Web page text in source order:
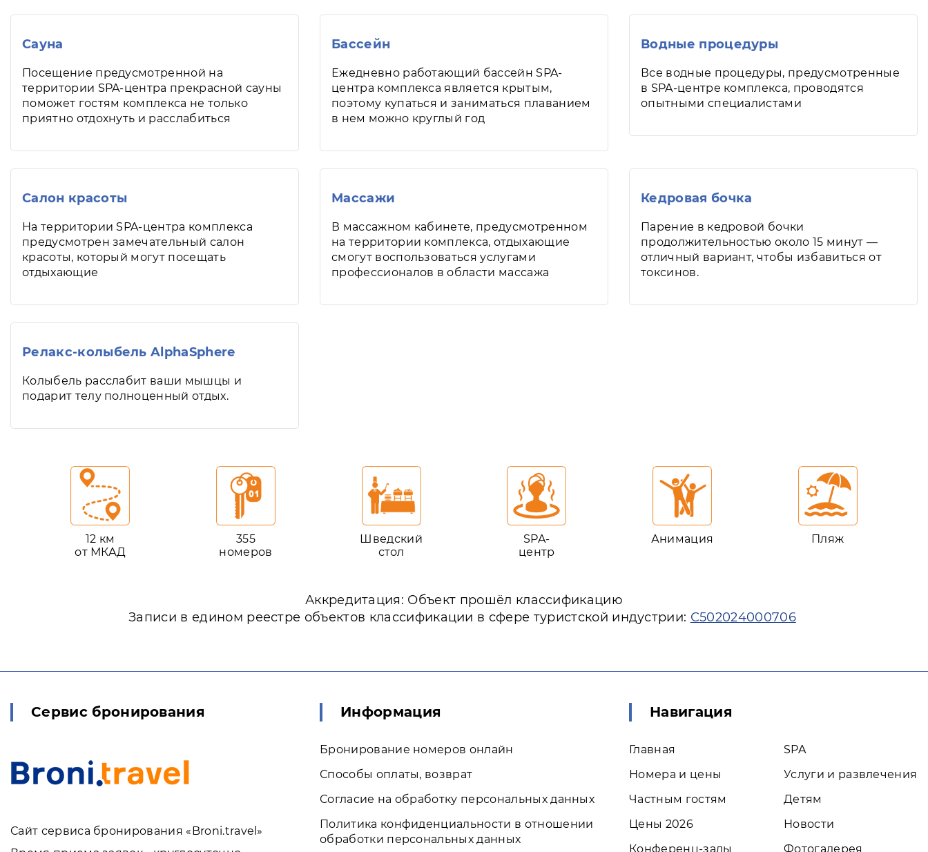
Сауна
Посещение предусмотренной на
территории SPA-центра прекрасной сауны
поможет гостям комплекса не только
приятно отдохнуть и расслабиться
Бассейн
Ежедневно работающий бассейн SPA-
центра комплекса является крытым,
поэтому купаться и заниматься плаванием
в нем можно круглый год
Водные процедуры
Все водные процедуры, предусмотренные
в SPA-центре комплекса, проводятся
опытными специалистами
Салон красоты
На территории SPA-центра комплекса
предусмотрен замечательный салон
красоты, который могут посещать
отдыхающие
Массажи
В массажном кабинете, предусмотренном
на территории комплекса, отдыхающие
смогут воспользоваться услугами
профессионалов в области массажа
Кедровая бочка
Парение в кедровой бочки
продолжительностью около 15 минут —
отличный вариант, чтобы избавиться от
токсинов.
Релакс-колыбель AlphaSphere
Колыбель расслабит ваши мышцы и
подарит телу полноценный отдых.
12 км
от МКАД
355
номеров
Шведский
стол
SPA-
центр
Анимация Пляж
Аккредитация: Объект прошёл классификацию
Записи в едином реестре объектов классификации в сфере туристской индустрии: С502024000706
Сервис бронирования
Сайт сервиса бронирования «Broni.travel»
Информация
Бронирование номеров онлайн
Способы оплаты, возврат
Согласие на обработку персональных данных
Политика конфиденциальности в отношении
обработки персональных данных
Навигация
Главная
Номера и цены
Частным гостям
Цены 2026
Конференц-залы
SPA
Услуги и развлечения
Детям
Новости
Фотогалерея